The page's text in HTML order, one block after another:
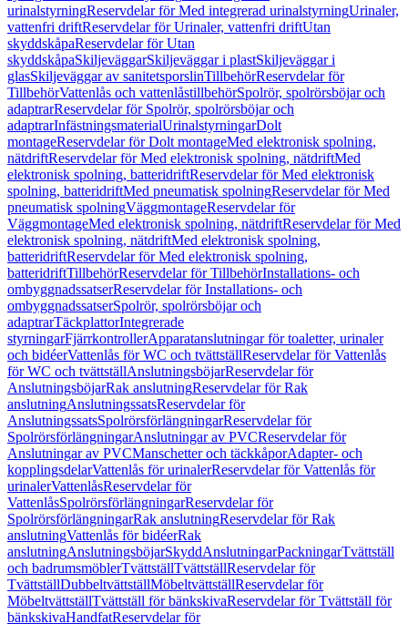
urinalstyrningReservdelar för Med integrerad urinalstyrningUrinaler,
vattenfri driftReservdelar för Urinaler, vattenfri driftUtan
skyddskåpaReservdelar för Utan
skyddskåpaSkiljeväggarSkiljeväggar i plastSkiljeväggar i
glasSkiljeväggar av sanitetsporslinTillbehörReservdelar för
TillbehörVattenlås och vattenlåstillbehörSpolrör, spolrörsböjar och
adaptrarReservdelar för Spolrör, spolrörsböjar och
adaptrarInfästningsmaterialUrinalstyrningarDolt
montageReservdelar för Dolt montageMed elektronisk spolning,
nätdriftReservdelar för Med elektronisk spolning, nätdriftMed
elektronisk spolning, batteridriftReservdelar för Med elektronisk
spolning, batteridriftMed pneumatisk spolningReservdelar för Med
pneumatisk spolningVäggmontageReservdelar för
VäggmontageMed elektronisk spolning, nätdriftReservdelar för Med
elektronisk spolning, nätdriftMed elektronisk spolning,
batteridriftReservdelar för Med elektronisk spolning,
batteridriftTillbehörReservdelar för TillbehörInstallations- och
ombyggnadssatserReservdelar för Installations- och
ombyggnadssatserSpolrör, spolrörsböjar och
adaptrarTäckplattorIntegrerade
styrningarFjärrkontrollerApparatanslutningar för toaletter, urinaler
och bidéerVattenlås för WC och tvättställReservdelar för Vattenlås
för WC och tvättställAnslutningsböjarReservdelar för
AnslutningsböjarRak anslutningReservdelar för Rak
anslutningAnslutningssatsReservdelar för
AnslutningssatsSpolrörsförlängningarReservdelar för
SpolrörsförlängningarAnslutningar av PVCReservdelar för
Anslutningar av PVCManschetter och täckkåporAdapter- och
kopplingsdelarVattenlås för urinalerReservdelar för Vattenlås för
urinalerVattenlåsReservdelar för
VattenlåsSpolrörsförlängningarReservdelar för
SpolrörsförlängningarRak anslutningReservdelar för Rak
anslutningVattenlås för bidéerRak
anslutningAnslutningsböjarSkyddAnslutningarPackningarTvättställ
och badrumsmöblerTvättställTvättställReservdelar för
TvättställDubbeltvättställMöbeltvättställReservdelar för
MöbeltvättställTvättställ för bänkskivaReservdelar för Tvättställ för
bänkskivaHandfatReservdelar för